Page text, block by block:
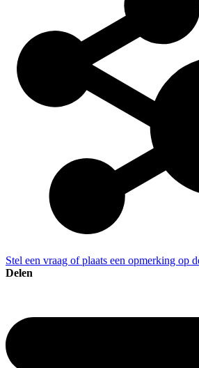
Stel een vraag of plaats een opmerking op
Delen